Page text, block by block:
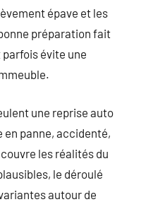
épave et les
préparation fait
parfois évite une
une reprise auto
en panne, accidenté,
les réalités du
le déroulé
autour de